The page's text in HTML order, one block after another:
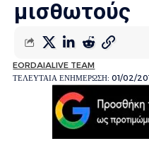
μισθωτούς
ΤΕΛΕΥΤΑΙΑ ΕΝΗΜΕΡΩΣΗ: 01/02/
EORDAIALIVE TEAM